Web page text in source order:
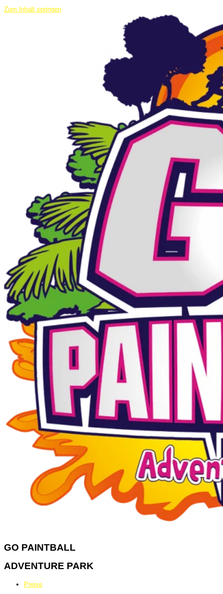
Zum Inhalt springen
GO PAINTBALL
ADVENTURE PARK
Preise